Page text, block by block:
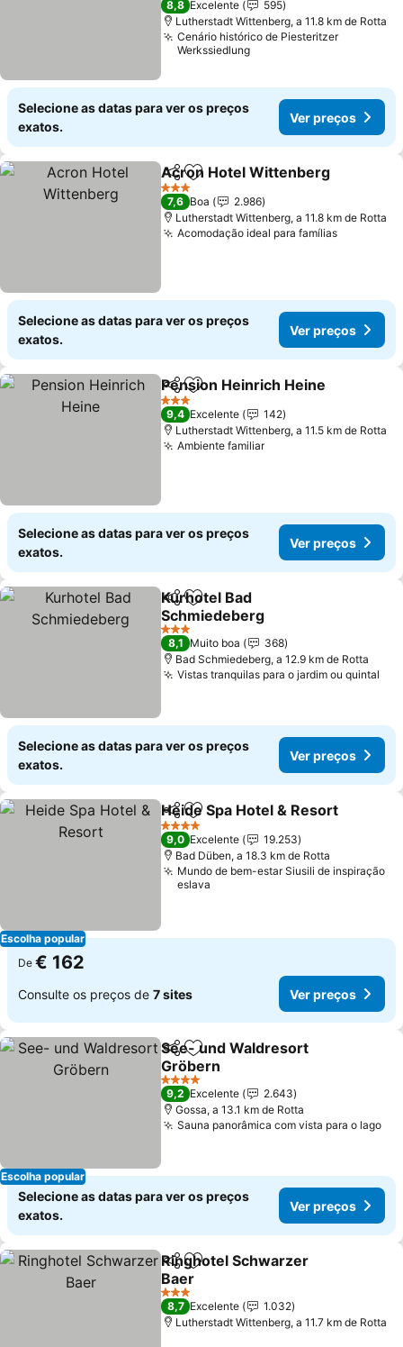
8,8 Excelente
595
Lutherstadt Wittenberg, a 11.8 km de Rotta
Cenário histórico de Piesteritzer
Werkssiedlung
Selecione as datas para ver os preços
exatos.
Ver preços
PartilharAdicionar aos favoritos
Acron Hotel Wittenberg
3 Estrelas
7,6 Boa
2.986
Lutherstadt Wittenberg, a 11.8 km de Rotta
Acomodação ideal para famíliasVer
Selecione as datas para ver os preços
exatos.
Ver preços
PartilharAdicionar aos favoritos
Pension Heinrich Heine
3 Estrelas
9,4 Excelente
142
Lutherstadt Wittenberg, a 11.5 km de Rotta
Ambiente familiarVer preços
Selecione as datas para ver os preços
exatos.
Ver preços
PartilharAdicionar aos favoritos
Kurhotel Bad
Schmiedeberg
Ver preços
3 Estrelas
8,1 Muito boa
368
Bad Schmiedeberg, a 12.9 km de Rotta
Vistas tranquilas para o jardim ou quintal
Selecione as datas para ver os preços
exatos.
Ver preços
Escolha popular
PartilharAdicionar aos favoritos
Heide Spa Hotel & Resort
4 Estrelas
9,0 Excelente
19.253
Bad Düben, a 18.3 km de Rotta
Mundo de bem-estar Siusili de inspiração
eslava
De € 162
Consulte os preços de 7 sites Ver preços
Escolha popular
PartilharAdicionar aos favoritos
See- und Waldresort
Gröbern
Ver preços
4 Estrelas
9,2 Excelente
2.643
Gossa, a 13.1 km de Rotta
Sauna panorâmica com vista para o lago
Selecione as datas para ver os preços
exatos.
Ver preços
PartilharAdicionar aos favoritos
Ringhotel Schwarzer
Baer
Ver preços
3 Estrelas
8,7 Excelente
1.032
Lutherstadt Wittenberg, a 11.7 km de Rotta